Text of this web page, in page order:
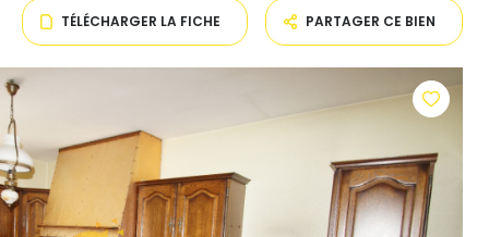
TÉLÉCHARGER LA FICHE PARTAGER CE BIEN